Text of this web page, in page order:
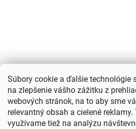
Súbory cookie a ďalšie technológie
na zlepšenie vášho zážitku z
webových stránok, na to aby sme
relevantný obsah a cielené
využívame tiež na analýzu